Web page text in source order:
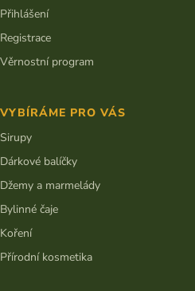
Přihlášení
Registrace
Věrnostní program
VYBÍRÁME PRO VÁS
Sirupy
Dárkové balíčky
Džemy a marmelády
Bylinné čaje
Koření
Přírodní kosmetika